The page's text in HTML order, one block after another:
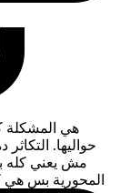
هي المشكلة
حواليها.
مش يعني كله
المحورية بس